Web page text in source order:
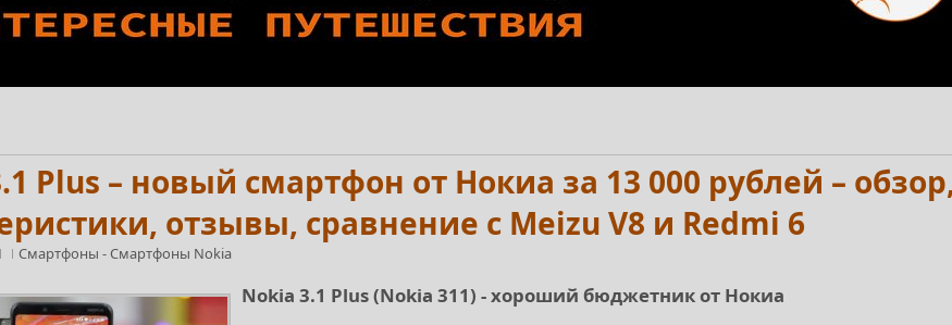
Plus – новый смартфон от Нокиа за 13 000 рублей –
отзывы, сравнение с Meizu V8 и Redmi 6
Смартфоны -Смартфоны Nokia
Nokia 3.1 Plus (Nokia 311) - хороший бюджетник от Нокиа